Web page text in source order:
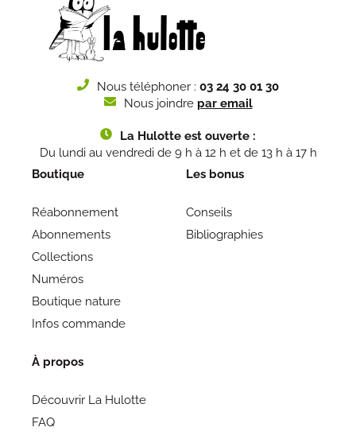
Nous téléphoner : 03 24 30 01 30
Nous joindre par email
La Hulotte est ouverte :
Du lundi au vendredi de 9 h à 12 h et de 13 h à 17 h
Boutique
Réabonnement
Abonnements
Collections
Numéros
Boutique nature
Infos commande
Les bonus
Conseils
Bibliographies
À propos
Découvrir La Hulotte
FAQ